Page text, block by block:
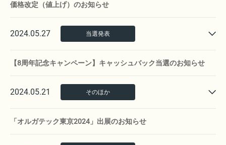
価格改定（値上げ）のお知らせ
2024.05.27 当選発表
【8周年記念キャンペーン】キャッシュバック当選のお知らせ
2024.05.21 そのほか
「オルガテック東京2024」出展のお知らせ